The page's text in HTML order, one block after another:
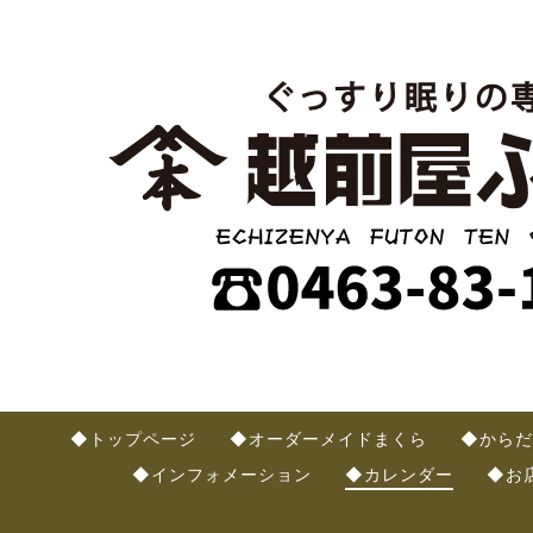
◆トップページ ◆オーダーメイドまくら
◆からだ
◆インフォメーション
◆カレンダー ◆お